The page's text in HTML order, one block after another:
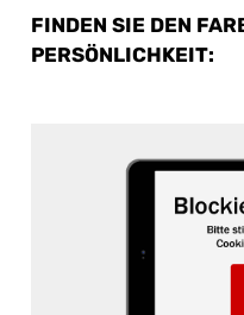
FINDEN SIE DEN
PERSÖNLICHKEIT: